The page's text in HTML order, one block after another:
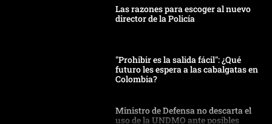
Las razones para escoger al nuevo
director de la Policía
"Prohibir es la salida fácil": ¿Qué
futuro les espera a las cabalgatas en
Colombia?
Ministro de Defensa no descarta el
uso de la UNDMO ante posibles